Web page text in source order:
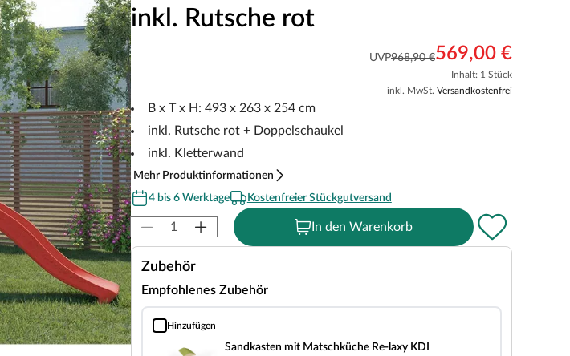
inkl. Rutsche rot
UVP968,90 €569,00 €
Inhalt: 1 Stück
inkl. MwSt. Versandkostenfrei
B x T x H: 493 x 263 x 254 cm
inkl. Rutsche rot + Doppelschaukel
inkl. Kletterwand
Mehr Produktinformationen
4 bis 6 Werktage
Kostenfreier Stückgutversand
In den Warenkorb
Zubehör
Empfohlenes Zubehör
Hinzufügen
Sandkasten mit Matschküche Re-laxy KDI
Sandkasten mit Matschküche Re-laxy KDI